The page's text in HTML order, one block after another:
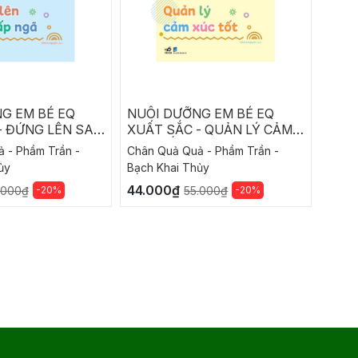
EM BÉ EQ
ĐỨNG LÊN SAU
- Phầm Trần -
-20%
NUÔI DƯỠNG EM BÉ EQ
XUẤT SẮC - QUẢN LÝ CẢM
XÚC TỐT
Chân Quả Quả - Phầm Trần -
Bạch Khai Thủy
44.000₫ 55.000₫ -20%